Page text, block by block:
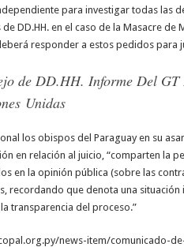
para investigar todas las
DD.HH. en el caso de la Masacre de
responder a estos pedidos para
de DD.HH. Informe Del GT
Unidas
los obispos del Paraguay en su
en relación al juicio, “comparten la
en la opinión pública (sobre las
recordando que denota una
transparencia del proceso.”
news-item/comunicado-